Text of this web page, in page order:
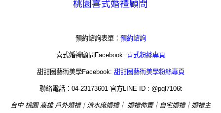
桃園喜式婚禮顧問
預約諮詢表單： 預約諮詢
喜式婚禮顧問Facebook: 喜式粉絲專頁
甜甜圈藝術美學Facebook: 甜甜圈藝術美學粉絲專頁
聯絡電話：04-23173601 官方LINE ID : @pql7106t
台中 桃園 高雄 戶外婚禮｜流水席婚禮｜ 婚禮佈置｜自宅婚禮｜婚禮主